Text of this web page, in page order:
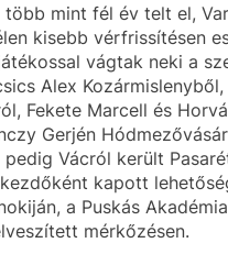
több mint fél év telt el,
kisebb vérfrissítésen
vágtak neki a
Alex
Fekete Marcell és
Gerjén
pedig Vácról került
kapott
a Puskás
mérkőzésen.